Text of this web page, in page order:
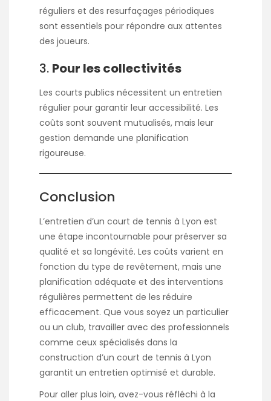
réguliers et des resurfaçages périodiques
sont essentiels pour répondre aux attentes
des joueurs.
3. Pour les collectivités
Les courts publics nécessitent un entretien
régulier pour garantir leur accessibilité. Les
coûts sont souvent mutualisés, mais leur
gestion demande une planification
rigoureuse.
Conclusion
L’entretien d’un court de tennis à Lyon est
une étape incontournable pour préserver sa
qualité et sa longévité. Les coûts varient en
fonction du type de revêtement, mais une
planification adéquate et des interventions
régulières permettent de les réduire
efficacement. Que vous soyez un particulier
ou un club, travailler avec des professionnels
comme ceux spécialisés dans la
construction d’un court de tennis à Lyon
garantit un entretien optimisé et durable.
Pour aller plus loin, avez-vous réfléchi à la